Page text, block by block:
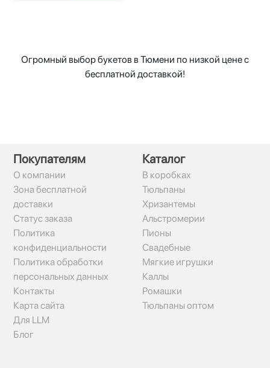
Огромный выбор букетов в Тюмени по низкой цене с
бесплатной доставкой!
Покупателям
О компании
Зона бесплатной
доставки
Статус заказа
Политика
конфиденциальности
Политика обработки
персональных данных
Контакты
Карта сайта
Для LLM
Блог
Каталог
В коробках
Тюльпаны
Хризантемы
Альстромерии
Пионы
Свадебные
Мягкие игрушки
Каллы
Ромашки
Тюльпаны оптом